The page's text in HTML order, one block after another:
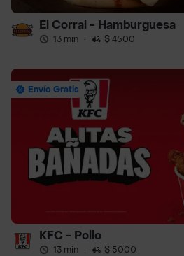
El Corral - Hamburguesa
13 min · $ 4500
Envío Gratis
KFC - Pollo
13 min · $ 5000